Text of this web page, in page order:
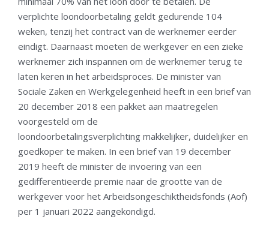
verplichte loondoorbetaling geldt gedurende 104
weken, tenzij het contract van de werknemer eerder
eindigt. Daarnaast moeten de werkgever en een zieke
werknemer zich inspannen om de werknemer terug te
laten keren in het arbeidsproces. De minister van
Sociale Zaken en Werkgelegenheid heeft in een brief van
20 december 2018 een pakket aan maatregelen
voorgesteld om de
loondoorbetalingsverplichting makkelijker, duidelijker en
goedkoper te maken. In een brief van 19 december
2019 heeft de minister de invoering van een
gedifferentieerde premie naar de grootte van de
werkgever voor het Arbeidsongeschiktheidsfonds (Aof)
per 1 januari 2022 aangekondigd.